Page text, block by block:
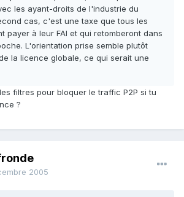
les ayant-droits de l'industrie du
cas, c'est une taxe que tous les
payer à leur FAI et qui retomberont dans
L'orientation prise semble plutôt
la licence globale, ce qui serait une
filtres pour bloquer le traffic P2P si tu
?
2005